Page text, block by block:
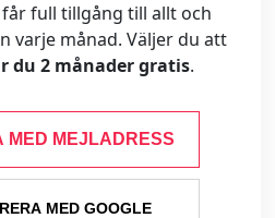
får full tillgång till allt och
varje månad. Väljer du att
du 2 månader gratis.
MED MEJLADRESS
MED GOOGLE